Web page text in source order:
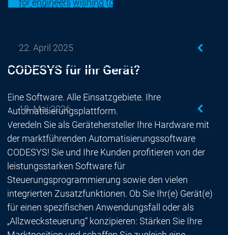
In a strategic move to advance functional
announced a collaboration that combines
cutting-edge software innovation with expert
hardware development.
18. Mai 2026
for engineers wishing to take their knowledge of
22. April 2025
CODESYS für Ihr Gerät?
Eine Software. Alle Einsatzgebiete. Ihre
Automatisierungsplattform.
Veredeln Sie als Gerätehersteller Ihre Hardware mit
der marktführenden Automatisierungssoftware
CODESYS! Sie und Ihre Kunden profitieren von der
leistungsstarken Software für
Steuerungsprogrammierung sowie den vielen
integrierten Zusatzfunktionen. Ob Sie Ihr(e) Gerät(e)
für einen spezifischen Anwendungsfall oder als
„Allzwecksteuerung“ konzipieren: Stärken Sie Ihre